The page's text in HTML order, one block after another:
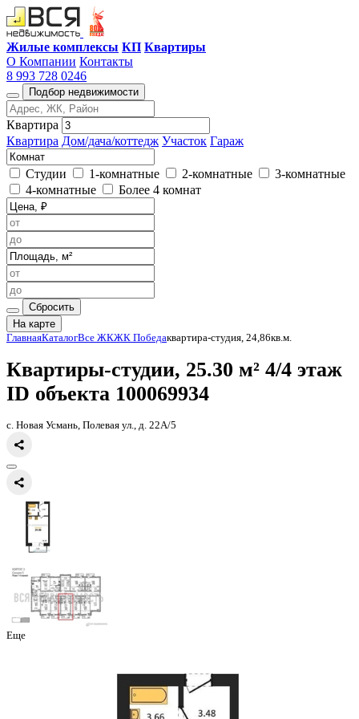
Жилые комплексы КП Квартиры
О Компании Контакты
8 993 728 0246
Подбор недвижимости
Квартира
Квартира Дом/дача/коттедж Участок Гараж
Студии 1-комнатные 2-комнатные
3-комнатные
4-комнатные
Более 4 комнат
Сбросить
На карте
ГлавнаяКаталогВсе ЖКЖК Победа
Квартиры-студии, 25.30 м² 4/
ID объекта 100069934
с. Новая Усмань, Полевая ул., д. 22А/5